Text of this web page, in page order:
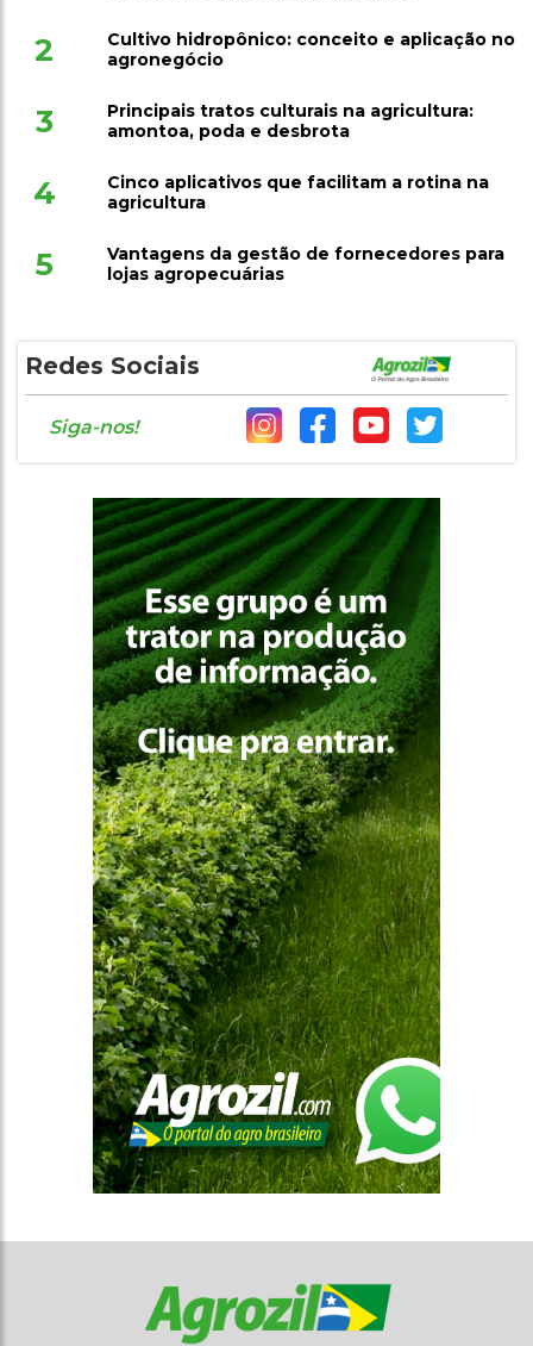
2
Cultivo hidropônico: conceito e aplicação no
agronegócio
3
Principais tratos culturais na agricultura:
amontoa, poda e desbrota
4
Cinco aplicativos que facilitam a rotina na
agricultura
5
Vantagens da gestão de fornecedores para
lojas agropecuárias
Redes Sociais
Siga-nos!